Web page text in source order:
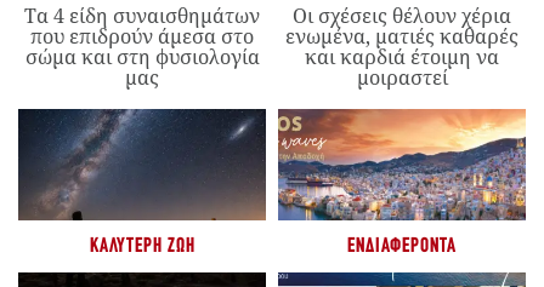
Τα 4 είδη συναισθημάτων
που επιδρούν άμεσα στο
σώμα και στη φυσιολογία
μας
Οι σχέσεις θέλουν χέρια
ενωμένα, ματιές καθαρές
και καρδιά έτοιμη να
μοιραστεί
ΚΑΛΎΤΕΡΗ ΖΩΉ ΕΝΔΙΑΦΈΡΟΝΤΑ